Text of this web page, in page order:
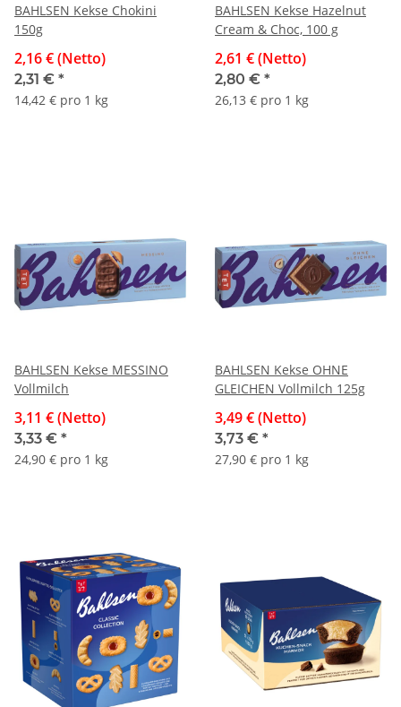
BAHLSEN Kekse Chokini
150g
2,16 € (Netto)
2,31 € *
14,42 € pro 1 kg
BAHLSEN Kekse Hazelnut
Cream & Choc, 100 g
2,61 € (Netto)
2,80 € *
26,13 € pro 1 kg
BAHLSEN Kekse MESSINO
Vollmilch
3,11 € (Netto)
3,33 € *
24,90 € pro 1 kg
BAHLSEN Kekse OHNE
GLEICHEN Vollmilch 125g
3,49 € (Netto)
3,73 € *
27,90 € pro 1 kg